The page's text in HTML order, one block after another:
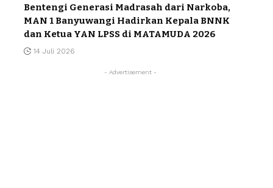
Bentengi Generasi Madrasah dari Narkoba,
MAN 1 Banyuwangi Hadirkan Kepala BNNK
dan Ketua YAN LPSS di MATAMUDA 2026
14 Juli 2026
- Advertisement -